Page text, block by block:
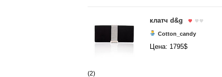
клатч d&g
Cotton_candy
Цена: 1795$
(2)